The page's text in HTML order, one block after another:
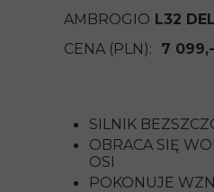
AMBROGIO L32
CENA (PLN): 7 099,-
SILNIK
OBRACA SIĘ
OSI
POKONUJE